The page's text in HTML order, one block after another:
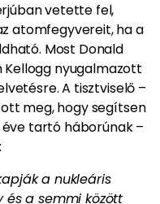
vetette fel,
atomfegyvereit, ha a
Most Donald
nyugalmazott
A tisztviselő –
meg, hogy segítsen
tartó háborúnak –
a nukleáris
és a semmi között